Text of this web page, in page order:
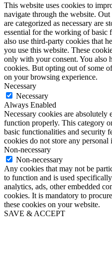
This website uses cookies to
navigate through the website.
are categorized as necessary are
essential for the working of basic
also use third-party cookies that
you use this website. These
only with your consent. You also
cookies. But opting out of some
on your browsing experience.
Necessary
Necessary
Always Enabled
Necessary cookies are absolutely
function properly. This category
basic functionalities and security
cookies do not store any personal
Non-necessary
Non-necessary
Any cookies that may not be
to function and is used
analytics, ads, other embedded
cookies. It is mandatory to
these cookies on your website.
SAVE & ACCEPT